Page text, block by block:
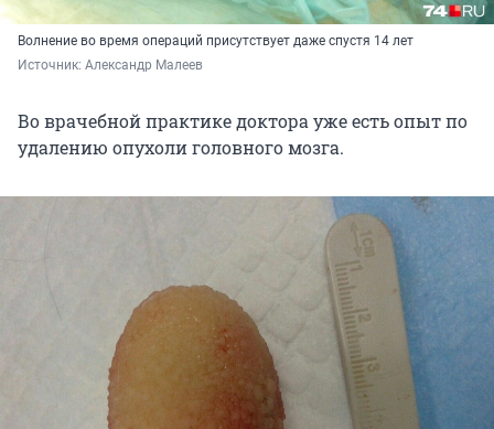
Волнение во время операций присутствует даже спустя 14 лет
Источник: Александр Малеев
Во врачебной практике доктора уже есть опыт по
удалению опухоли головного мозга.